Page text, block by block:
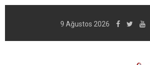
9 Ağustos 2026